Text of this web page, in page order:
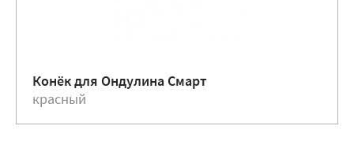
Конёк для Ондулина Смарт
красный